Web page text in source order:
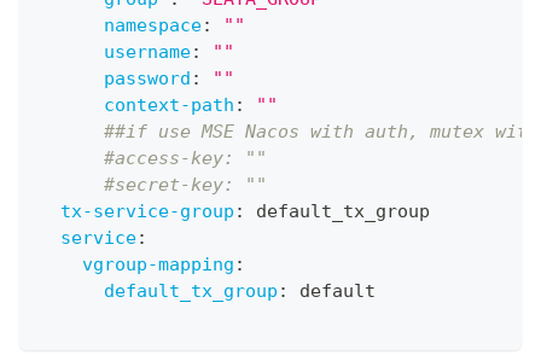
namespace:
""
username:
""
password :
""
context-path :
""
##if use MSE Nacos with auth, mutex
#access-key: ""
#secret-key: ""
tx-service-group :
default_tx_group
service:
vgroup-mapping :
default_tx_group : default